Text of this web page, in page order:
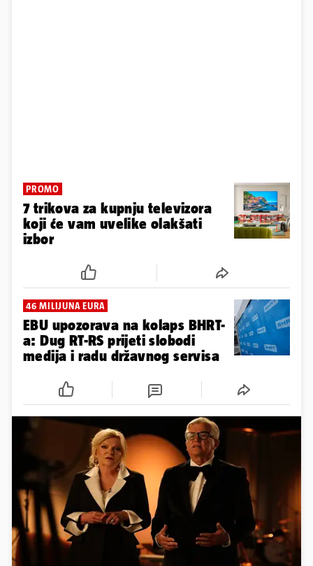
PROMO
7 trikova za kupnju televizora
koji će vam uvelike olakšati
izbor
46 MILIJUNA EURA
EBU upozorava na kolaps BHRT-
a: Dug RT-RS prijeti slobodi
medija i radu državnog servisa